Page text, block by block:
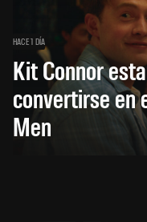
HACE 1 DÍA
Kit Connor
convertirse en
Men